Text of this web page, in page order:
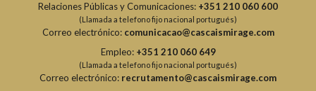
Relaciones Públicas y Comunicaciones: +351 210 060 600
(Llamada a telefono fijo nacional portugués)
Correo electrónico: comunicacao@cascaismirage.com
Empleo: +351 210 060 649
(Llamada a telefono fijo nacional portugués)
Correo electrónico: recrutamento@cascaismirage.com